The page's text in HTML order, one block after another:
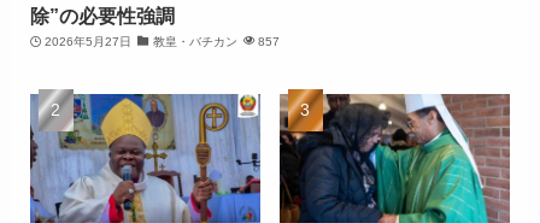
除”の必要性強調
2026年5月27日 教皇・バチカン 857